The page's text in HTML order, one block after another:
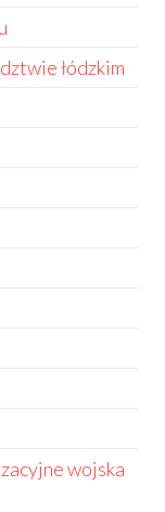
łódzkim
wojska